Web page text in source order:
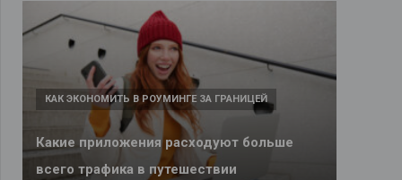
Какие приложения расходуют больше
всего трафика в путешествии
КАК ЭКОНОМИТЬ В РОУМИНГЕ ЗА ГРАНИЦЕЙ